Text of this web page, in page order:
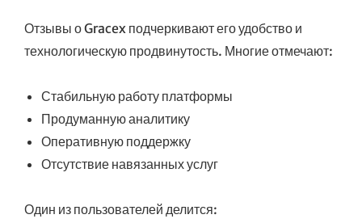
Отзывы о Gracex подчеркивают его удобство и
технологическую продвинутость. Многие отмечают:
Стабильную работу платформы
Продуманную аналитику
Оперативную поддержку
Отсутствие навязанных услуг
Один из пользователей делится: